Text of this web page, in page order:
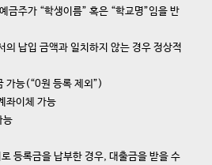
금주가 “학생이름” 혹은 “학교명”임을 반
납입 금액과 일치하지 않는 경우 정상적
가능(“0원 등록 제외”)
좌이체 가능
능
등록금을 납부한 경우, 대출금을 받을 수